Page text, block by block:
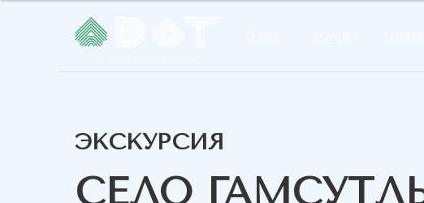
СЕЛО
ЭКСКУРСИЯ